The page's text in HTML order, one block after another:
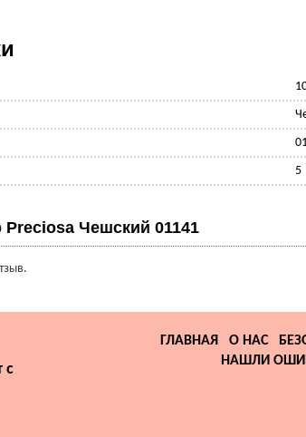
5
Preciosa Чешский 01141
с
ГЛАВНАЯ О НАС
НАШЛИ